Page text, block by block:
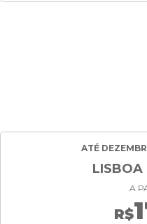
ATÉ
LISBOA
A
R$